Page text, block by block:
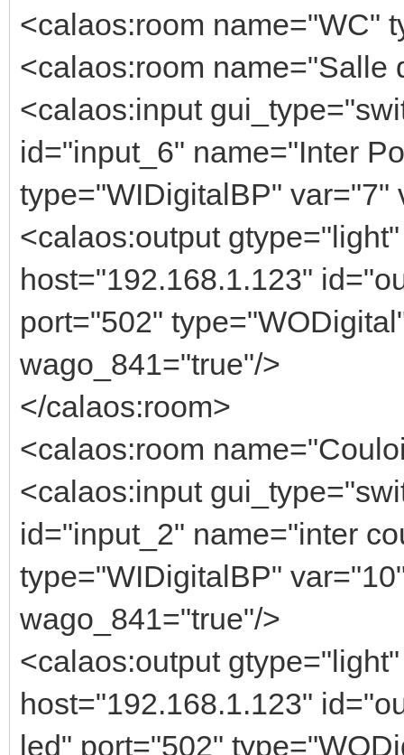
<calaos:room name="WC"
<calaos:room name="Salle
<calaos:input
id="input_6" name="Inter
type="WIDigitalBP"
<calaos:output
host="192.168.1.123"
port="502"
wago_841="true"/>
</calaos:room>
<calaos:room
<calaos:input
id="input_2" name="inter
type="WIDigitalBP"
wago_841="true"/>
<calaos:output
host="192.168.1.123"
led" port="502"